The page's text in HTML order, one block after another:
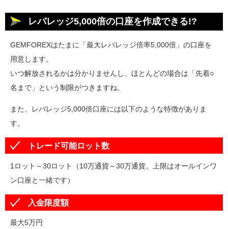
レバレッジ5,000倍の口座を作成できる!?
GEMFOREXはたまに「最大レバレッジ倍率5,000倍」の口座を
用意します。
いつ解放されるかは分かりませんし、ほとんどの場合は「先着○
名まで」という制限がつきますね。
また、レバレッジ5,000倍口座には以下のような特徴がありま
す。
トレード可能ロット数
1ロット～30ロット（10万通貨～30万通貨。上限はオールインワ
ン口座と一緒です）
入金限度額
最大5万円